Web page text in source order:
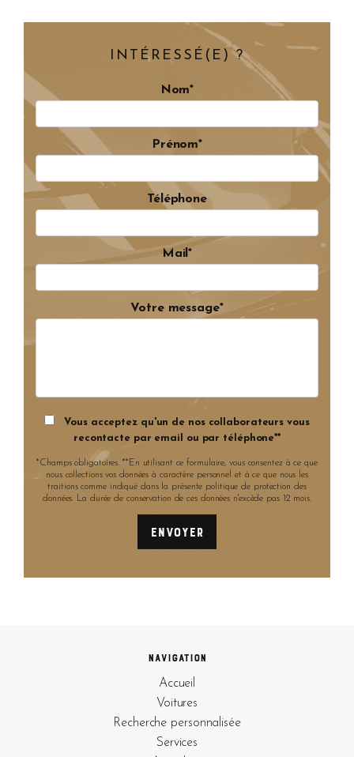
INTÉRESSÉ(E) ?
Nom*
Prénom*
Téléphone
Mail*
Votre message*
Vous acceptez qu'un de nos collaborateurs vous
recontacte par email ou par téléphone**
*Champs obligatoires. **En utilisant ce formulaire, vous consentez à ce que
nous collections vos données à caractère personnel et à ce que nous les
traitions comme indiqué dans la présente politique de protection des
données. La durée de conservation de ces données n'excède pas 12 mois.
Navigation
Accueil
Voitures
Recherche personnalisée
Services